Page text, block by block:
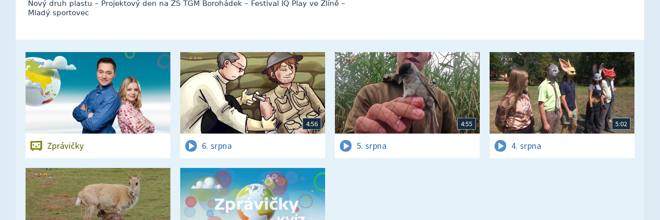
Nový druh plastu – Projektový den na ZŠ TGM Borohádek – Festival IQ Play ve Zlíně –
Mladý sportovec
Zprávičky
4:56
6. srpna
4:55
5. srpna
5:02
4. srpna